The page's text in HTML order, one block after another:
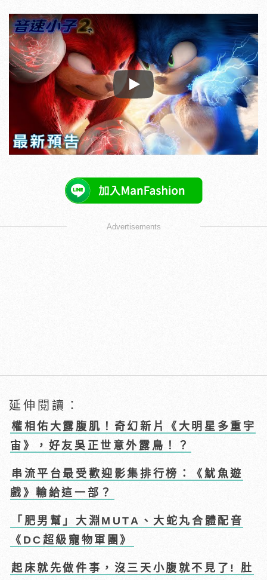
Play
Advertisements
延伸閱讀：
權相佑大露腹肌！奇幻新片《大明星多重宇
宙》，好友吳正世意外露鳥！？
串流平台最受歡迎影集排行榜：《魷魚遊
戲》輸給這一部？
「肥男幫」大淵MUTA、大蛇丸合體配音
《DC超級寵物軍團》
起床就先做件事，沒三天小腹就不見了! 肚